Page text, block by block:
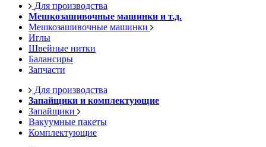
Для производства
Мешкозашивочные машинки и т.д.
Мешкозашивочные машинки
Иглы
Швейные нитки
Балансиры
Запчасти
Для производства
Запайщики и комплектующие
Запайщики
Вакуумные пакеты
Комплектующие